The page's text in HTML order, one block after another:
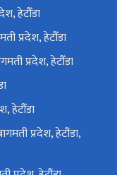
हेटौँडा
प्रदेश, हेटौँडा
प्रदेश, हेटौँडा
हेटौँडा
प्रदेश, हेटौंडा,